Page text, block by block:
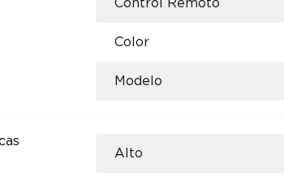
Control Remoto
Color
Modelo
Alto